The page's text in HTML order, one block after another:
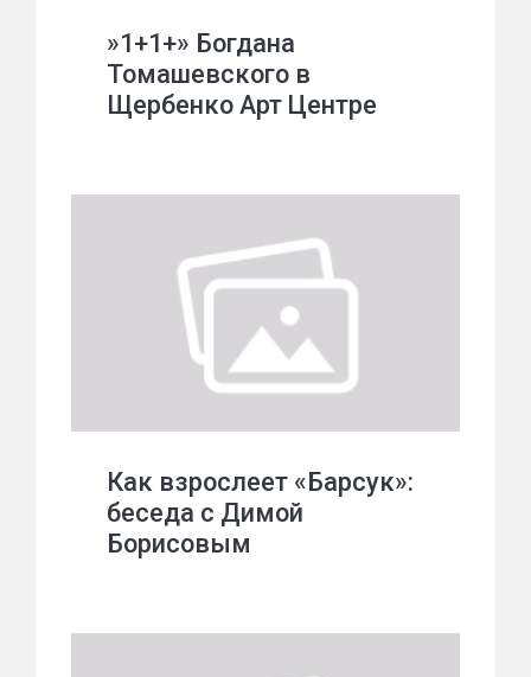
»1+1+» Богдана
Томашевского в
Щербенко Арт Центре
Как взрослеет «Барсук»:
беседа с Димой
Борисовым